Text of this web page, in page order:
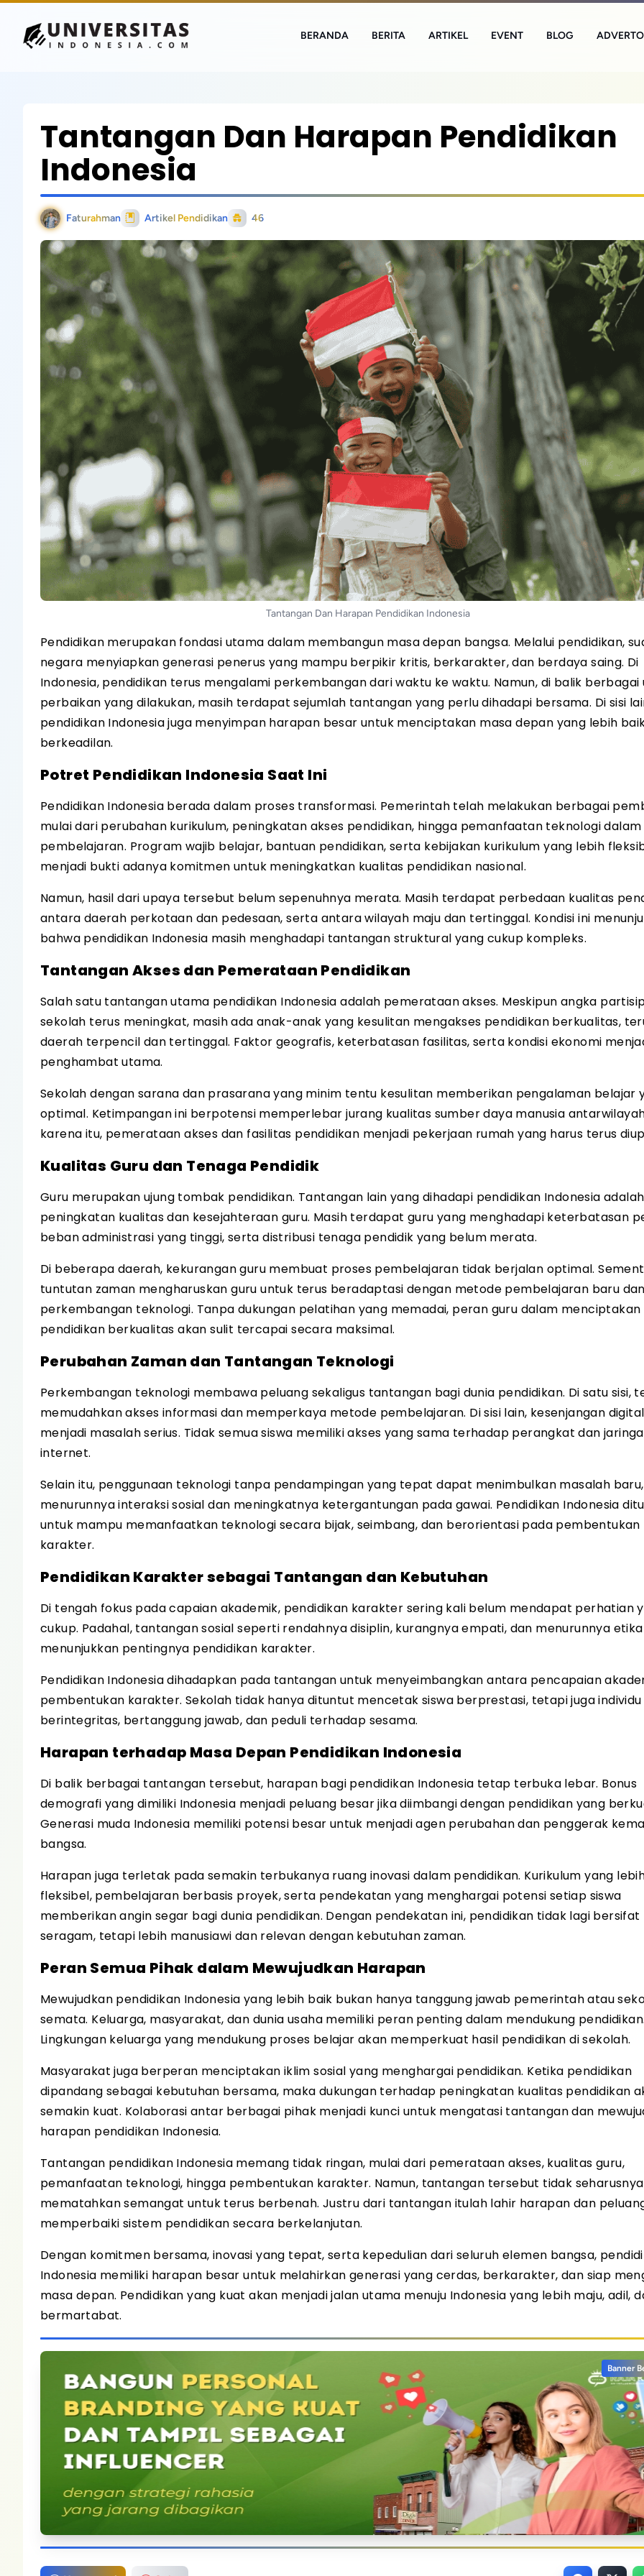
BERANDA BERITA ARTIKEL EVENT BLOG
Tantangan Dan Harapan Pendidikan
Indonesia
Faturahman Artikel Pendidikan 46
Tantangan Dan Harapan Pendidikan Indonesia
Pendidikan merupakan fondasi utama dalam membangun masa depan bangsa. Melalui pendidikan,
negara menyiapkan generasi penerus yang mampu berpikir kritis, berkarakter, dan berdaya saing. Di
Indonesia, pendidikan terus mengalami perkembangan dari waktu ke waktu. Namun, di balik berbagai
perbaikan yang dilakukan, masih terdapat sejumlah tantangan yang perlu dihadapi bersama. Di sisi
pendidikan Indonesia juga menyimpan harapan besar untuk menciptakan masa depan yang lebih
berkeadilan.
Potret Pendidikan Indonesia Saat Ini
Pendidikan Indonesia berada dalam proses transformasi. Pemerintah telah melakukan berbagai
mulai dari perubahan kurikulum, peningkatan akses pendidikan, hingga pemanfaatan teknologi dalam
pembelajaran. Program wajib belajar, bantuan pendidikan, serta kebijakan kurikulum yang lebih
menjadi bukti adanya komitmen untuk meningkatkan kualitas pendidikan nasional.
Namun, hasil dari upaya tersebut belum sepenuhnya merata. Masih terdapat perbedaan kualitas
antara daerah perkotaan dan pedesaan, serta antara wilayah maju dan tertinggal. Kondisi ini
bahwa pendidikan Indonesia masih menghadapi tantangan struktural yang cukup kompleks.
Tantangan Akses dan Pemerataan Pendidikan
Salah satu tantangan utama pendidikan Indonesia adalah pemerataan akses. Meskipun angka
sekolah terus meningkat, masih ada anak-anak yang kesulitan mengakses pendidikan berkualitas,
daerah terpencil dan tertinggal. Faktor geografis, keterbatasan fasilitas, serta kondisi ekonomi
penghambat utama.
Sekolah dengan sarana dan prasarana yang minim tentu kesulitan memberikan pengalaman belajar
optimal. Ketimpangan ini berpotensi memperlebar jurang kualitas sumber daya manusia
karena itu, pemerataan akses dan fasilitas pendidikan menjadi pekerjaan rumah yang harus terus
Kualitas Guru dan Tenaga Pendidik
Guru merupakan ujung tombak pendidikan. Tantangan lain yang dihadapi pendidikan Indonesia adalah
peningkatan kualitas dan kesejahteraan guru. Masih terdapat guru yang menghadapi keterbatasan
beban administrasi yang tinggi, serta distribusi tenaga pendidik yang belum merata.
Di beberapa daerah, kekurangan guru membuat proses pembelajaran tidak berjalan optimal.
tuntutan zaman mengharuskan guru untuk terus beradaptasi dengan metode pembelajaran baru dan
perkembangan teknologi. Tanpa dukungan pelatihan yang memadai, peran guru dalam menciptakan
pendidikan berkualitas akan sulit tercapai secara maksimal.
Perubahan Zaman dan Tantangan Teknologi
Perkembangan teknologi membawa peluang sekaligus tantangan bagi dunia pendidikan. Di satu sisi,
memudahkan akses informasi dan memperkaya metode pembelajaran. Di sisi lain, kesenjangan
menjadi masalah serius. Tidak semua siswa memiliki akses yang sama terhadap perangkat dan
internet.
Selain itu, penggunaan teknologi tanpa pendampingan yang tepat dapat menimbulkan masalah
menurunnya interaksi sosial dan meningkatnya ketergantungan pada gawai. Pendidikan Indonesia
untuk mampu memanfaatkan teknologi secara bijak, seimbang, dan berorientasi pada pembentukan
karakter.
Pendidikan Karakter sebagai Tantangan dan Kebutuhan
Di tengah fokus pada capaian akademik, pendidikan karakter sering kali belum mendapat perhatian
cukup. Padahal, tantangan sosial seperti rendahnya disiplin, kurangnya empati, dan menurunnya
menunjukkan pentingnya pendidikan karakter.
Pendidikan Indonesia dihadapkan pada tantangan untuk menyeimbangkan antara pencapaian
pembentukan karakter. Sekolah tidak hanya dituntut mencetak siswa berprestasi, tetapi juga individu
berintegritas, bertanggung jawab, dan peduli terhadap sesama.
Harapan terhadap Masa Depan Pendidikan Indonesia
Di balik berbagai tantangan tersebut, harapan bagi pendidikan Indonesia tetap terbuka lebar. Bonus
demografi yang dimiliki Indonesia menjadi peluang besar jika diimbangi dengan pendidikan yang
Generasi muda Indonesia memiliki potensi besar untuk menjadi agen perubahan dan penggerak
bangsa.
Harapan juga terletak pada semakin terbukanya ruang inovasi dalam pendidikan. Kurikulum yang
fleksibel, pembelajaran berbasis proyek, serta pendekatan yang menghargai potensi setiap siswa
memberikan angin segar bagi dunia pendidikan. Dengan pendekatan ini, pendidikan tidak lagi bersifat
seragam, tetapi lebih manusiawi dan relevan dengan kebutuhan zaman.
Peran Semua Pihak dalam Mewujudkan Harapan
Mewujudkan pendidikan Indonesia yang lebih baik bukan hanya tanggung jawab pemerintah atau
semata. Keluarga, masyarakat, dan dunia usaha memiliki peran penting dalam mendukung pendidikan.
Lingkungan keluarga yang mendukung proses belajar akan memperkuat hasil pendidikan di sekolah.
Masyarakat juga berperan menciptakan iklim sosial yang menghargai pendidikan. Ketika pendidikan
dipandang sebagai kebutuhan bersama, maka dukungan terhadap peningkatan kualitas pendidikan
semakin kuat. Kolaborasi antar berbagai pihak menjadi kunci untuk mengatasi tantangan dan
harapan pendidikan Indonesia.
Tantangan pendidikan Indonesia memang tidak ringan, mulai dari pemerataan akses, kualitas guru,
pemanfaatan teknologi, hingga pembentukan karakter. Namun, tantangan tersebut tidak seharusnya
mematahkan semangat untuk terus berbenah. Justru dari tantangan itulah lahir harapan dan
memperbaiki sistem pendidikan secara berkelanjutan.
Dengan komitmen bersama, inovasi yang tepat, serta kepedulian dari seluruh elemen bangsa,
Indonesia memiliki harapan besar untuk melahirkan generasi yang cerdas, berkarakter, dan siap
masa depan. Pendidikan yang kuat akan menjadi jalan utama menuju Indonesia yang lebih maju, adil,
bermartabat.
Banner